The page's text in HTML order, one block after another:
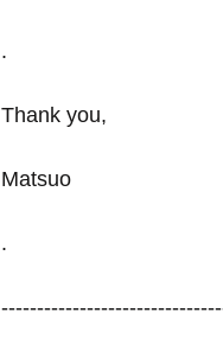
.
Thank you,
Matsuo
.